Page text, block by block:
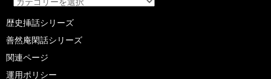
カ
テ
リ
ー
歴史挿話シリーズ
善然庵閑話シリーズ
関連ページ
運用ポリシー